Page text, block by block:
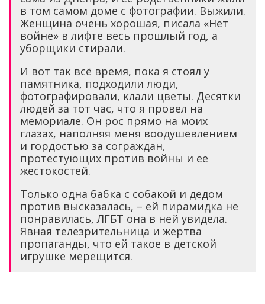
в том самом доме с фотографии. Выжили.
Женщина очень хорошая, писала «Нет
войне» в лифте весь прошлый год, а
уборщики стирали.
И вот так всё время, пока я стоял у
памятника, подходили люди,
фотографировали, клали цветы. Десятки
людей за тот час, что я провел на
мемориале. Он рос прямо на моих
глазах, наполняя меня воодушевлением
и гордостью за сограждан,
протестующих против войны и ее
жестокостей.
Только одна бабка с собакой и дедом
против высказалась, – ей пирамидка не
понравилась, ЛГБТ она в ней увидела.
Явная телезрительница и жертва
пропаганды, что ей такое в детской
игрушке мерещится.